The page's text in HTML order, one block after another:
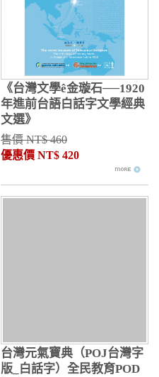
《台灣文學ê金璇石──1920
年進前台語白話字文學經典
文選》
售價 NT$ 460
優惠價 NT$ 420
台灣元氣寶典（POJ台灣字
版_白話字）全民教育POD